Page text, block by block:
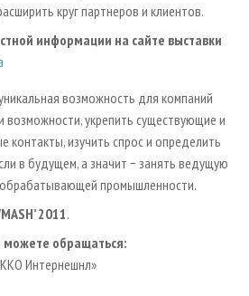
круг партнеров и клиентов.
информации на сайте выставки
уникальная возможность для компаний
укрепить существующие и
контакты, изучить спрос и определить
в будущем, а значит − занять ведущую
промышленности.
2011.
можете обращаться:
Интернешнл»